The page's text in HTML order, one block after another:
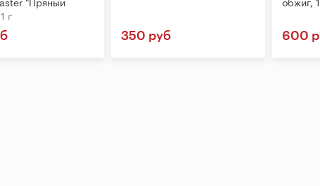
"Пряный
г
350 руб
обжиг,
600